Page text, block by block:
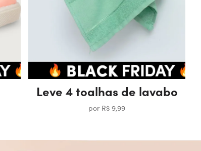
Leve 4 toalhas de lavabo
por R$ 9,99